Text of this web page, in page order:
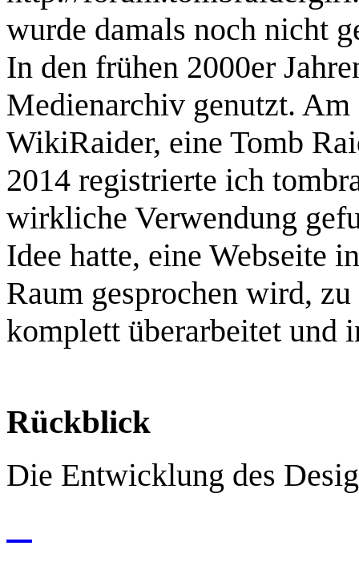
wurde damals noch nicht
In den frühen 2000er
Medienarchiv genutzt.
WikiRaider, eine Tomb
2014 registrierte ich
wirkliche Verwendung
Idee hatte, eine Webseite
Raum gesprochen wird,
komplett überarbeitet und
Rückblick
Die Entwicklung des